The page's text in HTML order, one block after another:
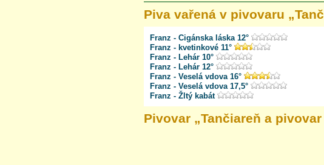
Piva vařená v pivovaru „
Franz - Cigánska láska 12°
Franz - kvetinkové 11°
Franz - Lehár 10°
Franz - Lehár 12°
Franz - Veselá vdova 16°
Franz - Veselá vdova 17,5°
Franz - Žltý kabát
Pivovar „Tančiareň a pivovar